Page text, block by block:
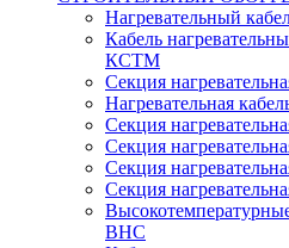
Нагревательный
Кабель
КСТМ
Секция
Нагревательная
Секция
Секция
Секция
Секция
ВНС